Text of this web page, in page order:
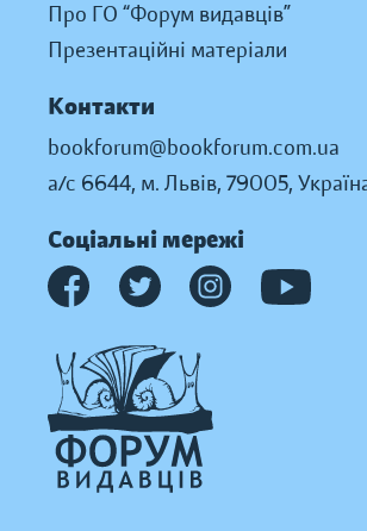
Про ГО “Форум видавців”
Презентаційні матеріали
Контакти
bookforum@bookforum.com.ua
а/с 6644, м. Львів, 79005,
Соціальні мережі